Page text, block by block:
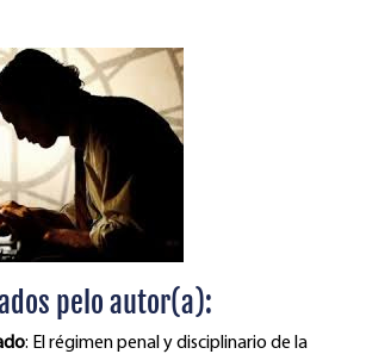
pelo autor(a):
: El régimen penal y disciplinario de la